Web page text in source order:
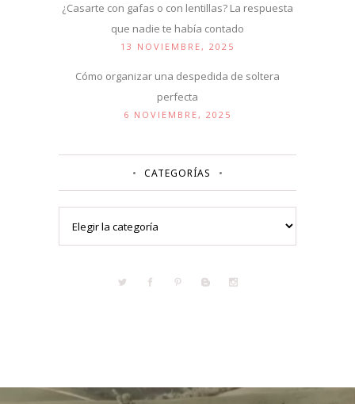
¿Casarte con gafas o con lentillas? La respuesta
que nadie te había contado
13 NOVIEMBRE, 2025
Cómo organizar una despedida de soltera
perfecta
6 NOVIEMBRE, 2025
CATEGORÍAS